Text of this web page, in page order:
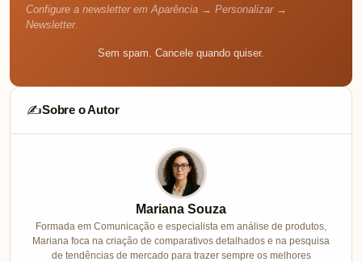
Configure a newsletter em Aparência → Personalizar →
Newsletter.
Sem spam. Cancele quando quiser.
✍️Sobre o Autor
Mariana Souza
Formada em Comunicação e especialista em análise de produtos,
Mariana foca na criação de comparativos detalhados e na pesquisa
de tendências de mercado para trazer sempre os melhores